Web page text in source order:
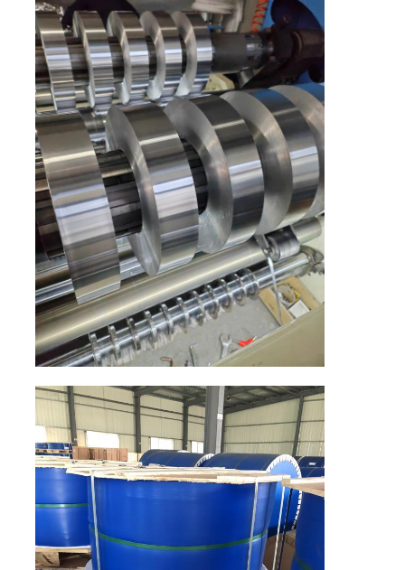
اطلب عرض أسعار
لفة رقائق الألومنيوم
لوحة الألومنيوم
دائرة الألومنيوم
لفائف الألمنيوم المطلية بالألوان
لفائف الالومنيوم
لفائف قطاع الألومنيوم
لوحة الألومنيوم المتقلب
ألمنيوم منقوش